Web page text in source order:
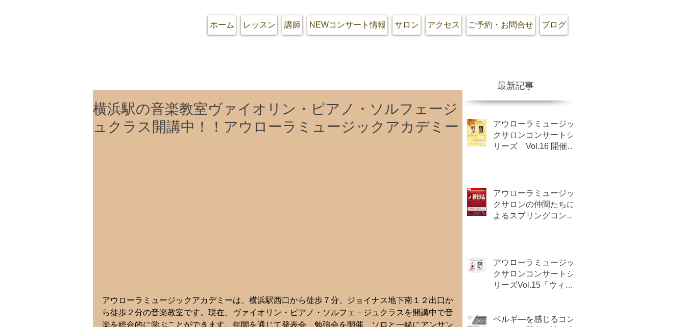
ホーム レッスン 講師 NEWコンサート情報 サロン アクセス ご予約・お問合せ ブログ
横浜駅の音楽教室ヴァイオリン・ピアノ・ソルフェージ
ュクラス開講中！！アウローラミュージックアカデミー
アウローラミュージックアカデミーは、横浜駅西口から徒歩７分、ジョイナス地下南１２出口か
ら徒歩２分の音楽教室です。現在、ヴァイオリン・ピアノ・ソルフェ－ジュクラスを開講中で音
楽を総合的に学ぶことができます。年間を通じて発表会、勉強会を開催、ソロと一緒にアンサン
最新記事
アウローラミュージッ
クサロンコンサートシ
リーズ Vol.16 開催の
アウローラミュージッ
クサロンの仲間たちに
よるスプリングコンサ
アウローラミュージッ
クサロンコンサートシ
リーズVol.15「ウィー
催のお知らせ
ベルギ―を感じるコン